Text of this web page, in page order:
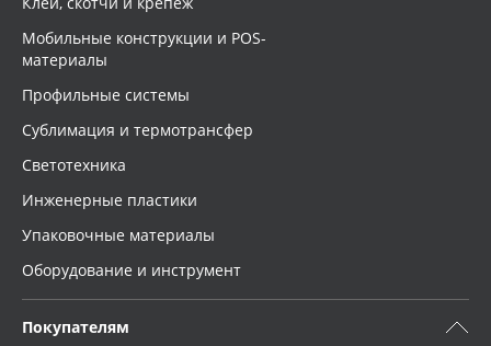
Мобильные конструкции и POS-
материалы
Профильные системы
Сублимация и термотрансфер
Светотехника
Инженерные пластики
Упаковочные материалы
Оборудование и инструмент
Покупателям